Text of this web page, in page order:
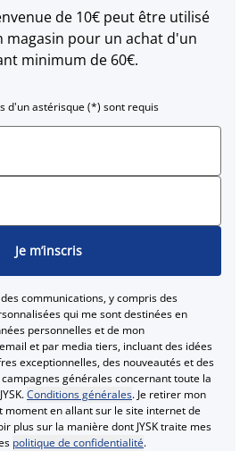
de 10€ peut être utilisé
magasin pour un achat d'un
minimum de 60€.
d'un astérisque (*) sont requis
Je m’inscris
communications, y compris des
qui me sont destinées en
personnelles et de mon
et par media tiers, incluant des idées
exceptionnelles, des nouveautés et des
générales concernant toute la
Conditions générales. Je retirer mon
moment en allant sur le site internet de
plus sur la manière dont JYSK traite mes
politique de confidentialité.